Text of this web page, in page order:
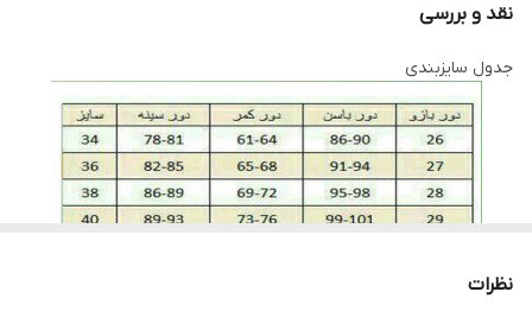
وارد نشود چراکه دارای بافتی حساس است پس بهتر است در هوای آزاد
خشک شود لباس ها را در سایه خشک کنید به دور از نور خوشید این
روش بسیار بهتری است. برای اتو کردن این نوع پارچه ها باید نکاتی را
نیز رعایت کنید، قبل از هرکاری از تمیز بودن کف اتو اطمینان حاصل کنید،
پارچه سفید نازکی روی لباس قرار داده و به آرامی با درجه کم اتو بزنید و
به مراتب درجه را بروی ارقام بیشتری تنظیم کنید. توجه کنید قسمت
لطفا در ثبت سفارش سایز خود دقت نمایید
نقد و بررسی
جدول سایزبندی
نظرات